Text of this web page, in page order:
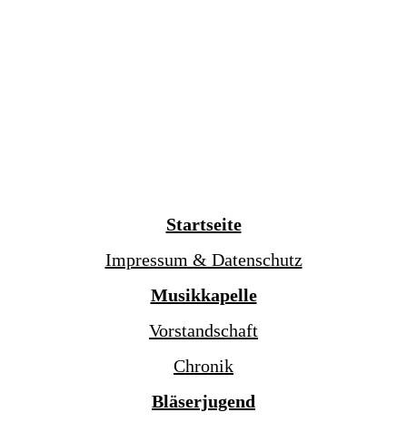
Startseite
Impressum & Datenschutz
Musikkapelle
Vorstandschaft
Chronik
Bläserjugend